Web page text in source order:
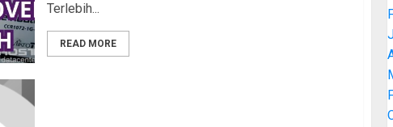
Terlebih...
READ MORE